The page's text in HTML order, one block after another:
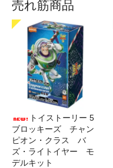
売れ筋商品
トイストーリー 5
ブロッキーズ チャン
ピオン・クラス バ
ズ・ライトイヤー モ
デルキット